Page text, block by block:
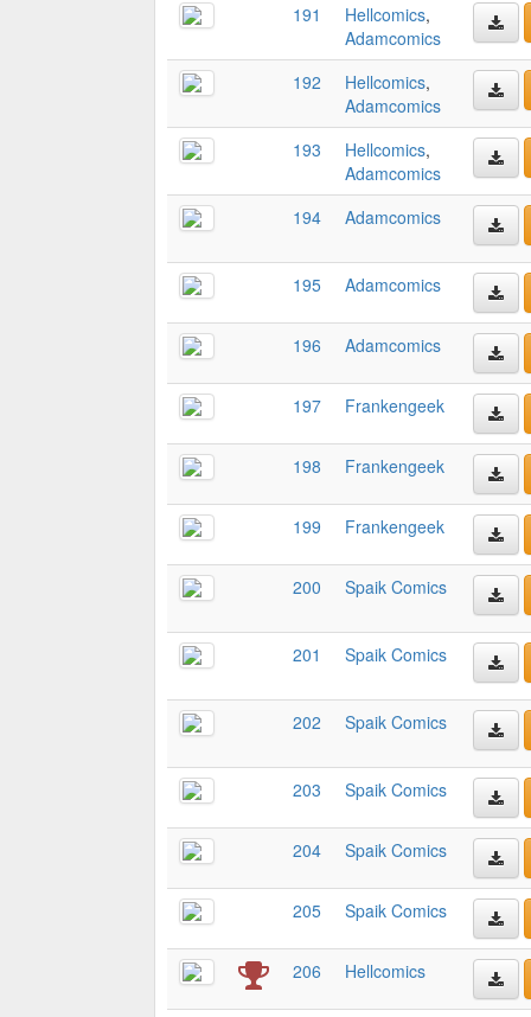
191
Hellcomics,
Adamcomics
192
Hellcomics,
Adamcomics
193
Hellcomics,
Adamcomics
194
Adamcomics
195 Adamcomics
196 Adamcomics
197 Frankengeek
198 Frankengeek
199 Frankengeek
200 Spaik Comics
201 Spaik Comics
202 Spaik Comics
203 Spaik Comics
204 Spaik Comics
205 Spaik Comics
206 Hellcomics